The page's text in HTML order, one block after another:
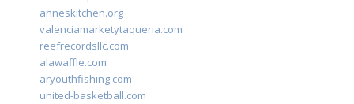
anneskitchen.org
valenciamarketytaqueria.com
reefrecordsllc.com
alawaffle.com
aryouthfishing.com
united-basketball.com